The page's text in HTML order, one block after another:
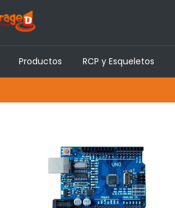
Productos RCP y Esqueletos